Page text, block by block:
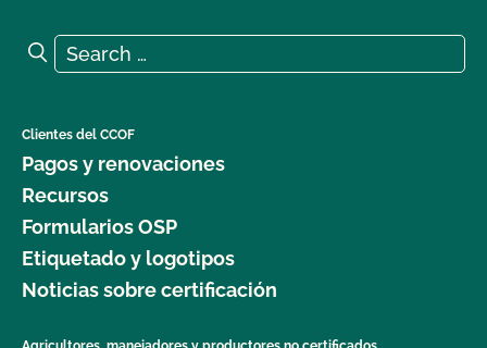
Search for:
Search
Clientes del CCOF
Pagos y renovaciones
Recursos
Formularios OSP
Etiquetado y logotipos
Noticias sobre certificación